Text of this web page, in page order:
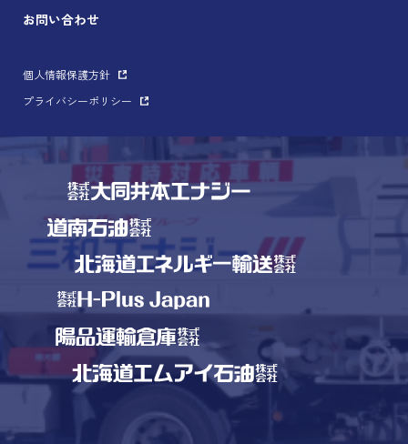
お問い合わせ
個人情報保護方針
プライバシーポリシー